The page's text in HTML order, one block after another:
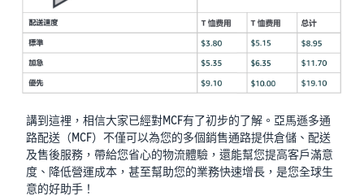
講到這裡，相信大家已經對MCF有了初步的了解。亞馬遜多通
路配送（MCF）不僅可以為您的多個銷售通路提供倉儲、配送
及售後服務，帶給您省心的物流體驗，還能幫您提高客戶滿意
度、降低營運成本，甚至幫助您的業務快速增長，是您全球生
意的好助手！